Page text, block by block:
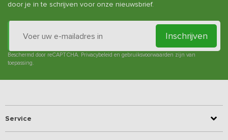
door je in te schrijven voor onze nieuwsbrief.
Inschrijven
Beschermd door reCAPTCHA. Privacybeleid en gebruiksvoorwaarden zijn van
toepassing.
Service